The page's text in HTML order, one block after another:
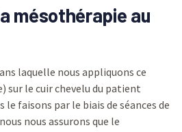
mésothérapie au
laquelle nous appliquons ce
sur le cuir chevelu du patient
faisons par le biais de séances de
nous assurons que le